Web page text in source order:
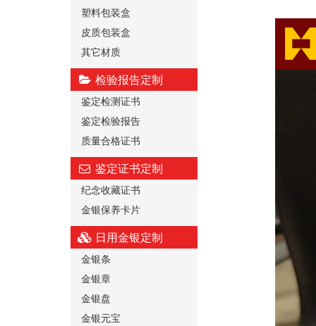
塑料包装盒
皮质包装盒
其它材质
检验报告定制
鉴定检测证书
鉴定检验报告
质量合格证书
鉴定证书定制
纪念收藏证书
金银保养卡片
日用金银定制
金银条
金银章
金银盘
金银元宝